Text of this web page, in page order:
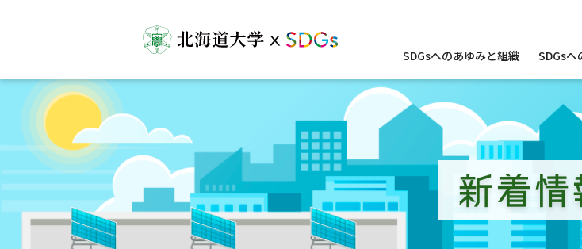
ト
内
ニ
ュ
SDGsへのあゆみと組織 SDGsへ
新着情